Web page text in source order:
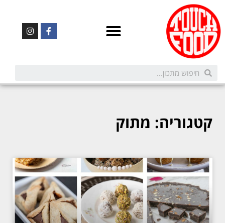
קטגוריה: מתוק